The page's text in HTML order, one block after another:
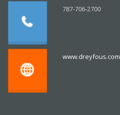
787-706-2700
www.dreyfous.com